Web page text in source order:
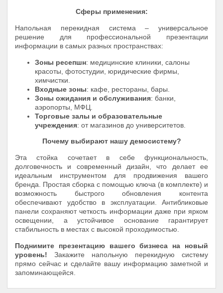
Сферы применения:
Напольная перекидная система – универсальное
решение для профессиональной презентации
информации в самых разных пространствах:
Зоны ресепшн: медицинские клиники, салоны
красоты, фотостудии, юридические фирмы,
химчистки.
Входные зоны: кафе, рестораны, бары.
Зоны ожидания и обслуживания: банки,
аэропорты, МФЦ.
Торговые залы и образовательные
учреждения: от магазинов до университетов.
Почему выбирают нашу демосистему?
Эта стойка сочетает в себе функциональность,
долговечность и современный дизайн, что делает ее
идеальным инструментом для продвижения вашего
бренда. Простая сборка с помощью ключа (в комплекте) и
возможность быстрого обновления контента
обеспечивают удобство в эксплуатации. Антибликовые
панели сохраняют четкость информации даже при ярком
освещении, а устойчивое основание гарантирует
стабильность в местах с высокой проходимостью.
Поднимите презентацию вашего бизнеса на новый
уровень! Закажите напольную перекидную систему
прямо сейчас и сделайте вашу информацию заметной и
запоминающейся.